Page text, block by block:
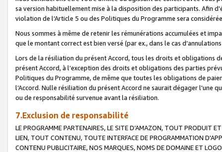
sa version habituellement mise à la disposition des participants. Afin
violation de l’Article 5 ou des Politiques du Programme sera
Nous sommes à même de retenir les rémunérations accumulées et
que le montant correct est bien versé (par ex., dans le cas
Lors de la résiliation du présent Accord, tous les droits et obligations
présent Accord, à l’exception des droits et obligations des parties
Politiques du Programme, de même que toutes les obligations de
l’Accord. Nulle résiliation du présent Accord ne saurait dégager l'une
ou de responsabilité survenue avant la résiliation.
7.Exclusion de responsabilité
LE PROGRAMME PARTENAIRES, LE SITE D’AMAZON, TOUT PRODUIT
LIEN, TOUT CONTENU, TOUTE INTERFACE DE PROGRAMMATION
CONTENU PUBLICITAIRE, NOS MARQUES, NOMS DE DOMAINE ET